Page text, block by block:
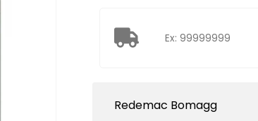
Redemac Bomagg